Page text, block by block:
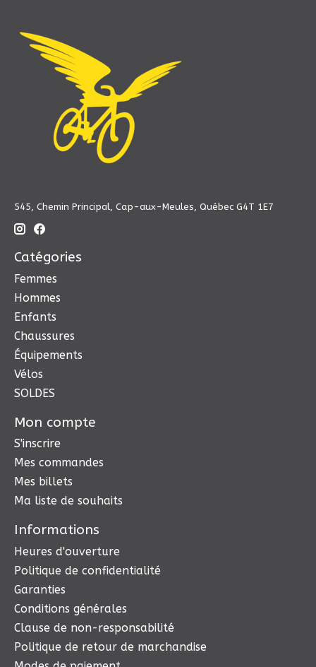
545, Chemin Principal, Cap-aux-Meules, Québec G4T 1E7
Catégories
Femmes
Hommes
Enfants
Chaussures
Équipements
Vélos
SOLDES
Mon compte
S'inscrire
Mes commandes
Mes billets
Ma liste de souhaits
Informations
Heures d'ouverture
Politique de confidentialité
Garanties
Conditions générales
Clause de non-responsabilité
Politique de retour de marchandise